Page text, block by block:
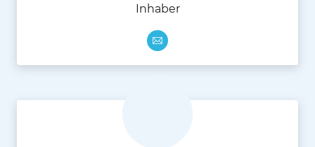
Inhaber